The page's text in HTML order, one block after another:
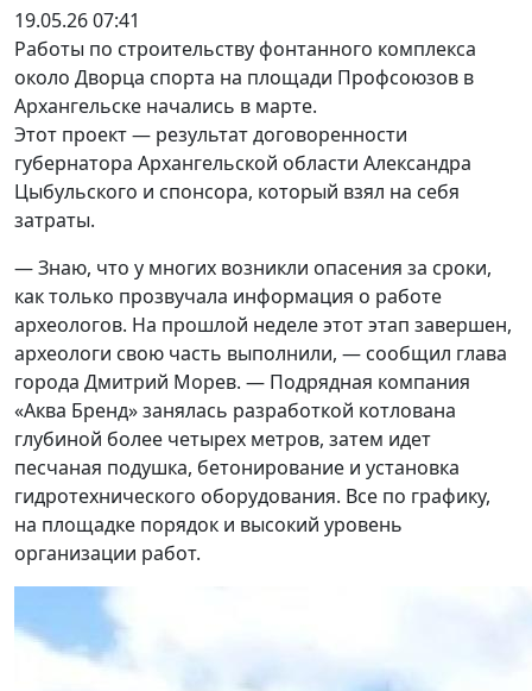
19.05.26 07:41
Работы по строительству фонтанного комплекса
около Дворца спорта на площади Профсоюзов в
Архангельске начались в марте.
Этот проект — результат договоренности
губернатора Архангельской области Александра
Цыбульского и спонсора, который взял на себя
затраты.
— Знаю, что у многих возникли опасения за сроки,
как только прозвучала информация о работе
археологов. На прошлой неделе этот этап завершен,
археологи свою часть выполнили, — сообщил глава
города Дмитрий Морев. — Подрядная компания
«Аква Бренд» занялась разработкой котлована
глубиной более четырех метров, затем идет
песчаная подушка, бетонирование и установка
гидротехнического оборудования. Все по графику,
на площадке порядок и высокий уровень
организации работ.